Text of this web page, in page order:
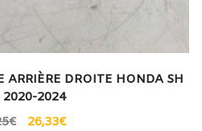
ARRIÈRE DROITE HONDA SH
2020-2024
€ 26,33€